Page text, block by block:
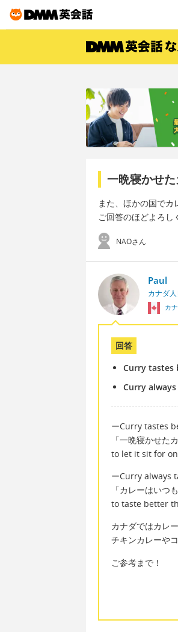
一晩寝かせ
また、ほかの国でカ
ご回答のほどよろし
NAOさん
Paul
カナダ
カ
回答
Curry
Curry
ーCurry tastes
「一晩寝かせた
to let it sit for
ーCurry always
「カレーはいつ
to taste better
カナダではカレ
チキンカレーや
ご参考まで！